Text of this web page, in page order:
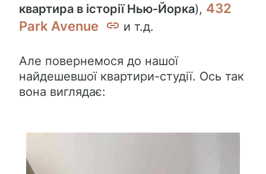
квартира в історії Нью-Йорка), 432
Park Avenue
и т.д.
Але повернемося до нашої
найдешевшої квартири-студії. Ось так
вона виглядає: